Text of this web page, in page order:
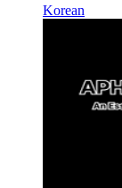
Korean